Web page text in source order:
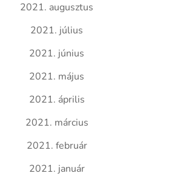
2021. augusztus
2021. július
2021. június
2021. május
2021. április
2021. március
2021. február
2021. január